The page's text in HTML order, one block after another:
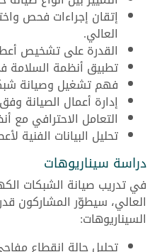
إتقان إجراءات فحص
العالي.
القدرة على تشخيص
تطبيق أنظمة السلامة
فهم تشغيل وصيانة
إدارة أعمال الصيانة
التعامل الاحترافي مع
تحليل البيانات الفنية
دراسة سيناريوهات
في تدريب صيانة الشبكات
العالي، سيطوّر المشاركون
السيناريوهات:
تحليل حالة انقطاع